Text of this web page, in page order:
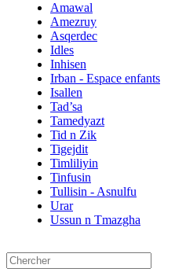
Amawal
Amezruy
Asqerdec
Idles
Inhisen
Irban - Espace enfants
Isallen
Tad’sa
Tamedyazt
Tid n Zik
Tigejdit
Timliliyin
Tinfusin
Tullisin - Asnulfu
Urar
Ussun n Tmazgha